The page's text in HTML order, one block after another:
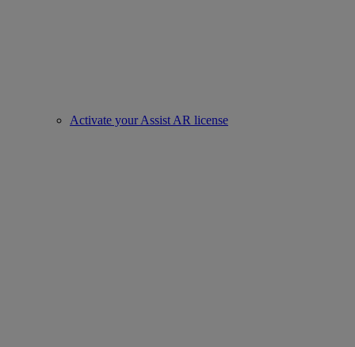
Activate your Assist AR license